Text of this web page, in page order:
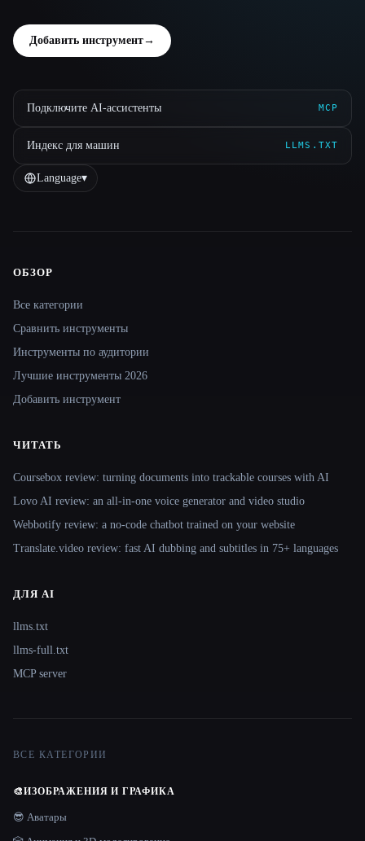
Добавить инструмент→
Подключите AI-ассистенты MCP
Индекс для машин LLMS.TXT
Language▾
Site navigation
ОБЗОР
Все категории
Сравнить инструменты
Инструменты по аудитории
Лучшие инструменты 2026
Добавить инструмент
ЧИТАТЬ
Coursebox review: turning documents into trackable courses with AI
Lovo AI review: an all-in-one voice generator and video studio
Webbotify review: a no-code chatbot trained on your website
Translate.video review: fast AI dubbing and subtitles in 75+ languages
ДЛЯ AI
llms.txt
llms-full.txt
MCP server
ВСЕ КАТЕГОРИИ
🎨ИЗОБРАЖЕНИЯ И ГРАФИКА
😎 Аватары